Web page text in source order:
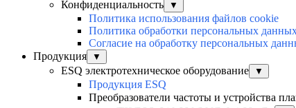
Конфиденциальность
▼
Политика использования файлов cookie
Политика обработки персональных
Согласие на обработку персональных
Продукция
▼
ESQ электротехническое оборудование ▼
Продукция ESQ
Преобразователи частоты и устройства